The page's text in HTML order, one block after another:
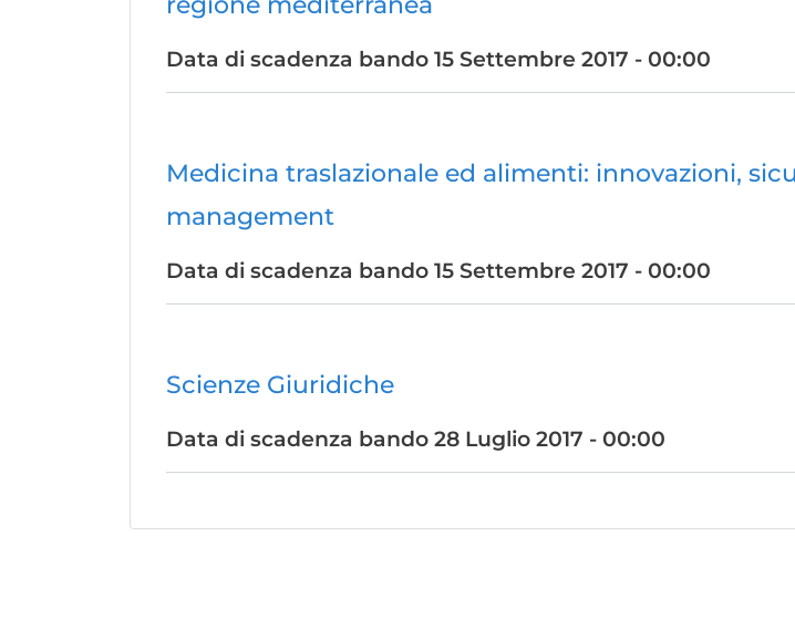
Data di scadenza bando 15 Settembre 2017 - 00:00
Medicina traslazionale ed alimenti: innovazioni,
management
Data di scadenza bando 15 Settembre 2017 - 00:00
Scienze Giuridiche
Data di scadenza bando 28 Luglio 2017 - 00:00